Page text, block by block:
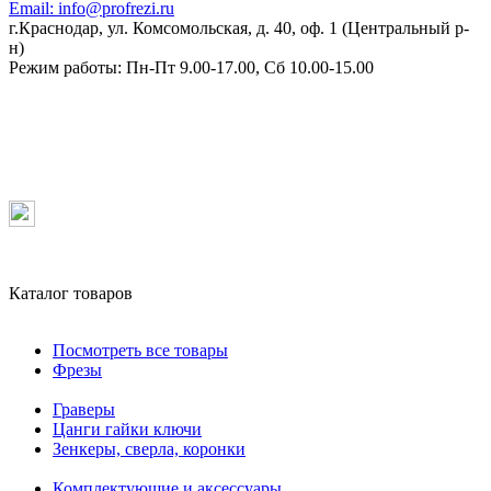
Email: info@profrezi.ru
г.Краснодар, ул. Комсомольская, д. 40, оф. 1 (Центральный р-
н)
Режим работы: Пн-Пт 9.00-17.00, Сб 10.00-15.00
Каталог товаров
Посмотреть все товары
Фрезы
Граверы
Цанги гайки ключи
Зенкеры, сверла, коронки